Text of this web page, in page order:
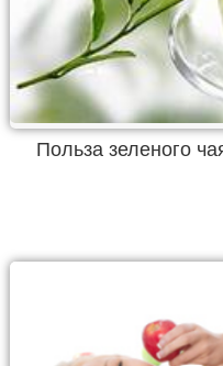
Польза зеленого